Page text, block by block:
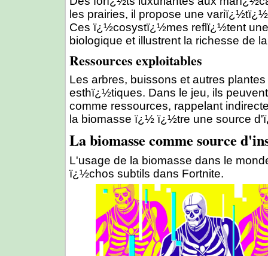
les prairies, il propose une
Ces ï¿½cosystï¿½mes reflï¿½tent
biologique et illustrent la richesse de
Ressources exploitables
Les arbres, buissons et autres
esthï¿½tiques. Dans le jeu, ils
comme ressources, rappelant
la biomasse ï¿½ ï¿½tre une source
La biomasse comme source
L'usage de la biomasse dans le
ï¿½chos subtils dans Fortnite.